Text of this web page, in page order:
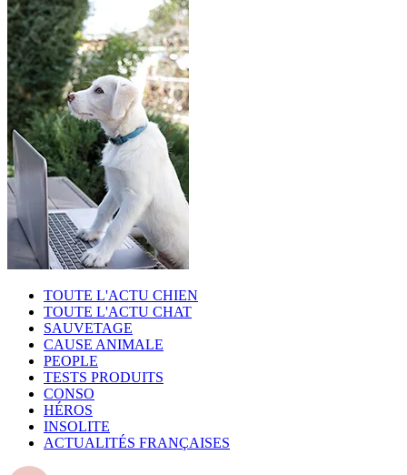
TOUTE L'ACTU CHIEN
TOUTE L'ACTU CHAT
SAUVETAGE
CAUSE ANIMALE
PEOPLE
TESTS PRODUITS
CONSO
HÉROS
INSOLITE
ACTUALITÉS FRANÇAISES